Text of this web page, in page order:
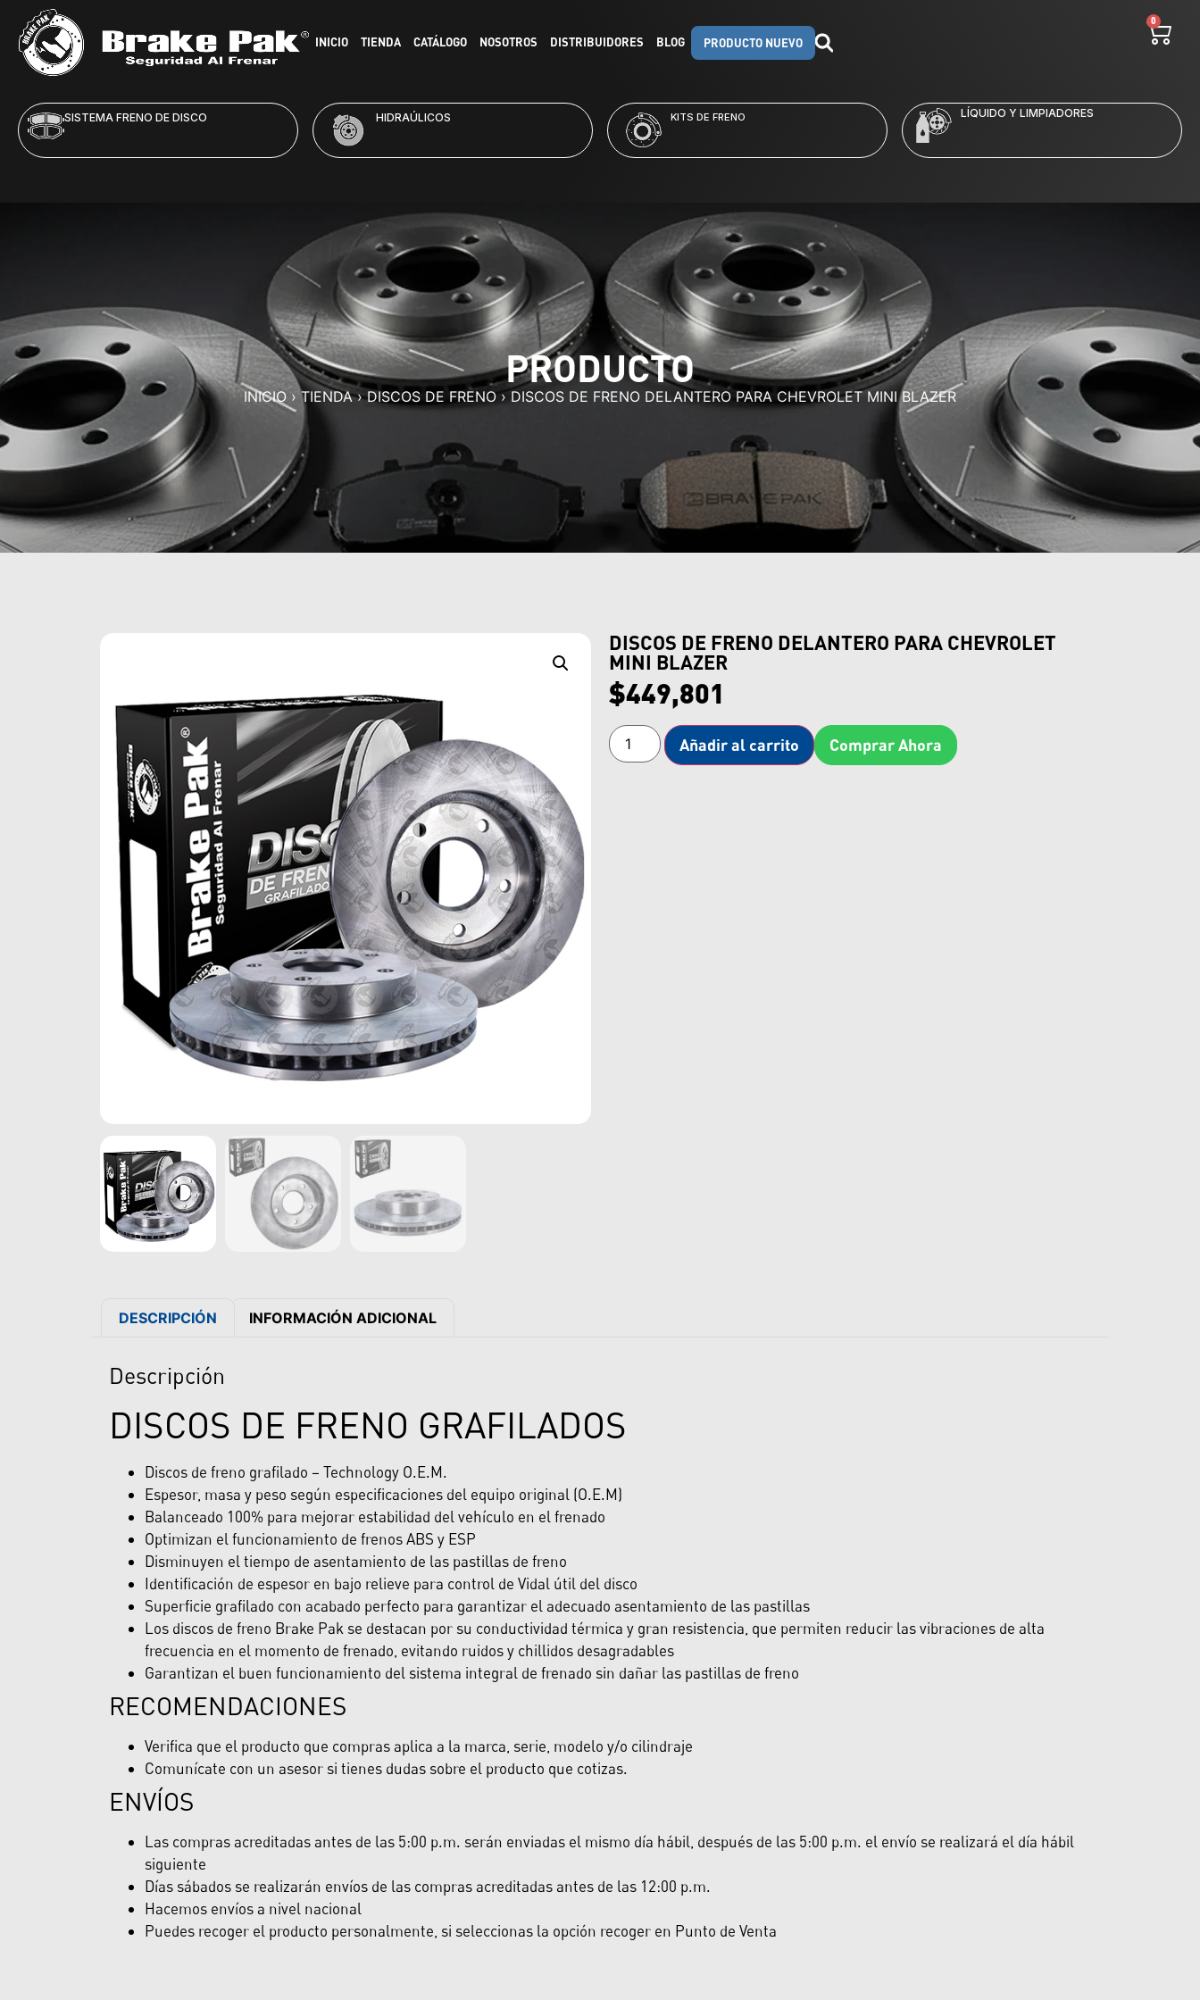
INICIO TIENDA CATÁLOGO NOSOTROS DISTRIBUIDORES BLOG PRODUCTO NUEVO
0
SISTEMA FRENO DE DISCO HIDRAÚLICOS KITS DE FRENO LÍQUIDO Y LIMPIADORES
PRODUCTO
INICIO › TIENDA›DISCOS DE FRENO› DISCOS DE FRENO DELANTERO PARA CHEVROLET MINI BLAZER
DISCOS DE FRENO DELANTERO PARA CHEVROLET
MINI BLAZER
$449,801
Añadir al carrito Comprar Ahora
DESCRIPCIÓN INFORMACIÓN ADICIONAL
Descripción
DISCOS DE FRENO GRAFILADOS
Discos de freno grafilado – Technology O.E.M.
Espesor, masa y peso según especificaciones del equipo original (O.E.M)
Balanceado 100% para mejorar estabilidad del vehículo en el frenado
Optimizan el funcionamiento de frenos ABS y ESP
Disminuyen el tiempo de asentamiento de las pastillas de freno
Identificación de espesor en bajo relieve para control de Vidal útil del disco
Superficie grafilado con acabado perfecto para garantizar el adecuado asentamiento de las pastillas
Los discos de freno Brake Pak se destacan por su conductividad térmica y gran resistencia, que permiten reducir las vibraciones de alta
frecuencia en el momento de frenado, evitando ruidos y chillidos desagradables
Garantizan el buen funcionamiento del sistema integral de frenado sin dañar las pastillas de freno
RECOMENDACIONES
Verifica que el producto que compras aplica a la marca, serie, modelo y/o cilindraje
Comunícate con un asesor si tienes dudas sobre el producto que cotizas.
ENVÍOS
Las compras acreditadas antes de las 5:00 p.m. serán enviadas el mismo día hábil, después de las 5:00 p.m. el envío se realizará el día hábil
siguiente
Días sábados se realizarán envíos de las compras acreditadas antes de las 12:00 p.m.
Hacemos envíos a nivel nacional
Puedes recoger el producto personalmente, si seleccionas la opción recoger en Punto de Venta